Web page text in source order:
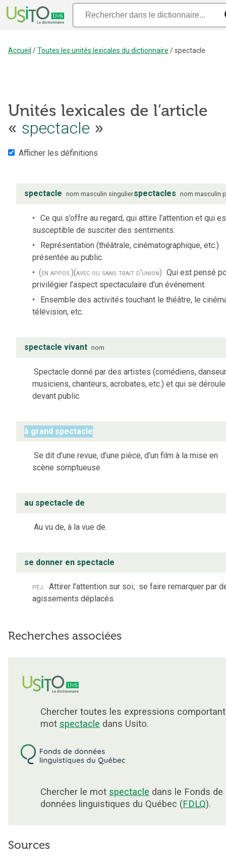
Accueil /Toutes les unités lexicales du dictionnaire /spectacle
Unités lexicales de l’article
« spectacle »
Afficher les définitions
spectacle nom masculin singulierspectacles nom masculin
Ce qui s’offre au regard, qui attire l’attention et qui
susceptible de susciter des sentiments.
Représentation (théâtrale, cinématographique, etc.)
présentée au public.
(en appos.)(avec ou sans trait d'union) Qui est pensé
privilégier l’aspect spectaculaire d’un événement.
Ensemble des activités touchant le théâtre, le
télévision, etc.
spectacle vivant nom
Spectacle donné par des artistes (comédiens,
musiciens, chanteurs, acrobates, etc.) et qui se déroule
devant public.
à grand spectacle
Se dit d’une revue, d’une pièce, d’un film à la mise en
scène somptueuse.
au spectacle de
Au vu de, à la vue de.
se donner en spectacle
péj. Attirer l’attention sur soi; se faire remarquer par
agissements déplacés.
Recherches associées
Chercher toutes les expressions
mot spectacle dans Usito.
Chercher le mot spectacle dans le Fonds de
données linguistiques du Québec (FDLQ).
Sources